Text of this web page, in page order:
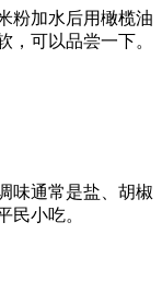
粉加水后用橄榄油
，可以品尝一下。
味通常是盐、胡椒
民小吃。